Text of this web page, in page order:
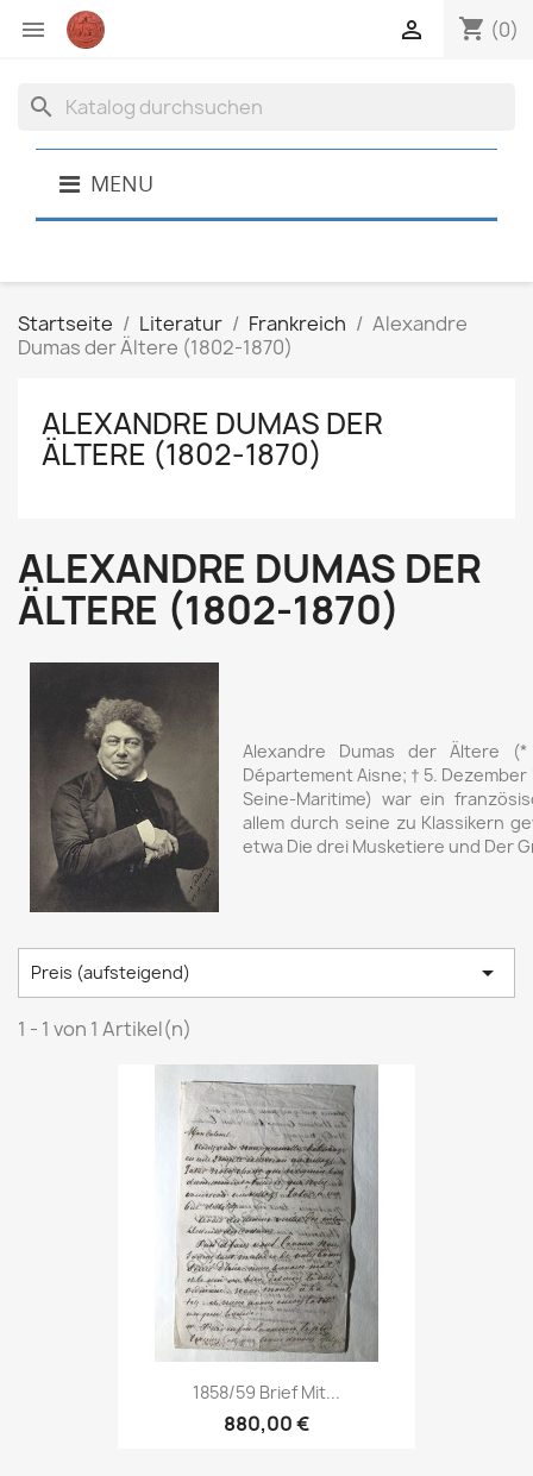
 shopping_cart (0)

search
MENU
Startseite Literatur Frankreich
Alexandre
Dumas der Ältere (1802-1870)
ALEXANDRE DUMAS DER
ÄLTERE (1802-1870)
ALEXANDRE DUMAS DER
ÄLTERE (1802-1870)
Alexandre Dumas der Ältere
Département Aisne; † 5.
Seine-Maritime) war ein
allem durch seine zu Klassikern
etwa Die drei Musketiere und Der
Preis (aufsteigend) 
1 - 1 von 1 Artikel(n)
1858/59 Brief Mit...
880,00 €